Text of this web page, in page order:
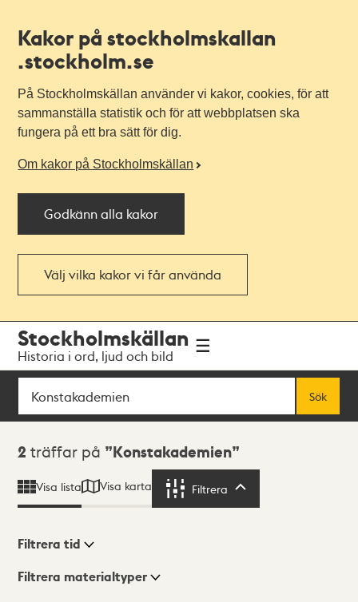
Kakor på stockholmskallan
.stockholm.se
På Stockholmskällan använder vi kakor, cookies, för att
sammanställa statistik och för att webbplatsen ska
fungera på ett bra sätt för dig.
Om kakor på Stockholmskällan
Godkänn alla kakor
Välj vilka kakor vi får använda
navigationen
huvudinnehållet
Stockholmskällan
Historia i ord, ljud och bild
Sök
Sök
Sökresultat
2 träffar på Konstakademien
Visa lista Visa karta Filtrera
Visningsläge
Filtrera tid
Filtrera materialtyper